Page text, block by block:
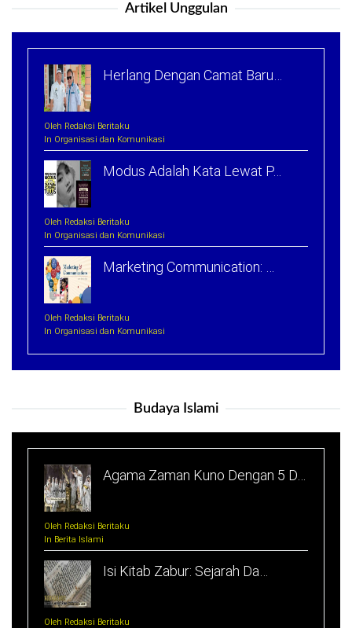
Artikel Unggulan
Herlang Dengan Camat Baru…
Oleh Redaksi Beritaku
In Organisasi dan Komunikasi
Modus Adalah Kata Lewat P…
Oleh Redaksi Beritaku
In Organisasi dan Komunikasi
Marketing Communication: …
Oleh Redaksi Beritaku
In Organisasi dan Komunikasi
Budaya Islami
Agama Zaman Kuno Dengan 5 D…
Oleh Redaksi Beritaku
In Berita Islami
Isi Kitab Zabur: Sejarah Da…
Oleh Redaksi Beritaku